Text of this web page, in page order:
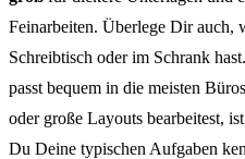
Feinarbeiten. Überlege Dir auch,
Schreibtisch oder im Schrank
passt bequem in die meisten
oder große Layouts bearbeitest,
Du Deine typischen Aufgaben